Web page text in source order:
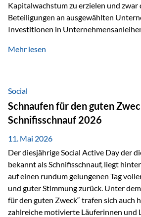
Kapitalwachstum zu erzielen und zwar
Beteiligungen an ausgewählten
Investitionen in
Marktbewegungen stehen im Fokus,
innerhalb der Private Wealth Police
der Oculus Value Capital Fund für
orientierten Value-Investing-Ansatz mit
fundamentale Unternehmensanalyse
Wertentwicklung. Der
mit Weitblick Im Zentrum steht ein…
Mehr lesen
Social
Schnaufen für den guten
Schnifisschnauf 2026
11. Mai 2026
Der diesjährige Social Active Day der
bekannt als Schnifisschnauf, liegt
auf einen rundum gelungenen Tag
und guter Stimmung zurück. Unter
für den guten Zweck“ trafen sich auch
zahlreiche motivierte Läuferinnen und